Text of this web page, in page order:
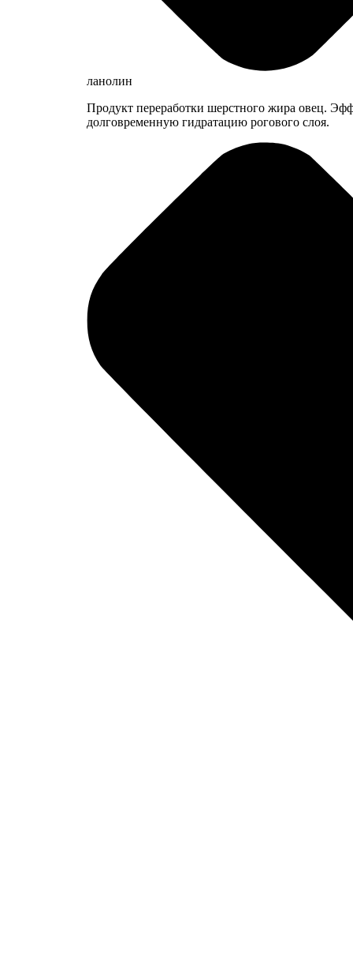
ланолин
Продукт переработки шерстного жира овец.
долговременную гидратацию рогового слоя.